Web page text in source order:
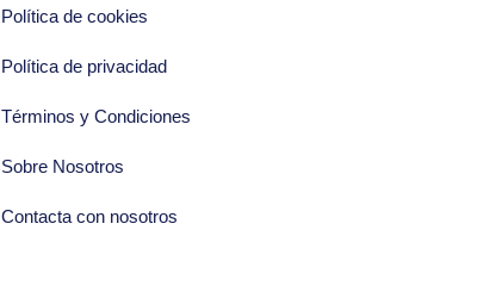
Política de cookies
Política de privacidad
Términos y Condiciones
Sobre Nosotros
Contacta con nosotros